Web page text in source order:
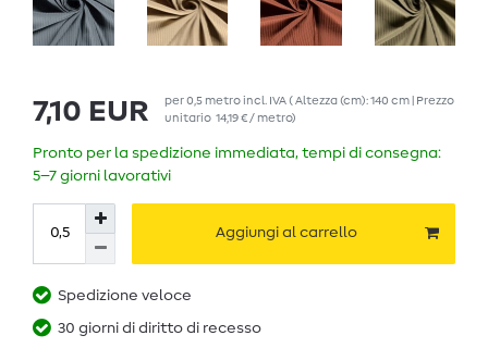
7,10 EUR per0,5 metroincl. IVA( Altezza (cm): 140 cm | Prezzo
unitario 14,19 € / metro)
Pronto per la spedizione immediata, tempi di consegna:
5–7 giorni lavorativi
Aggiungi al carrello
Spedizione veloce
30 giorni di diritto di recesso